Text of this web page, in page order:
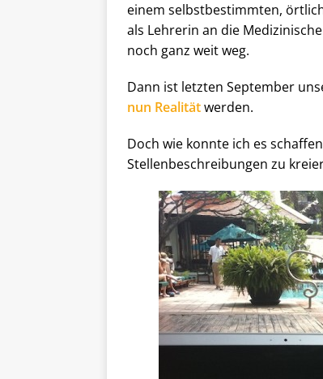
einem selbstbestimmten,
als Lehrerin an die
noch ganz weit weg.
Dann ist letzten September
nun Realitätwerden.
Doch wie konnte ich es
Stellenbeschreibungen zu